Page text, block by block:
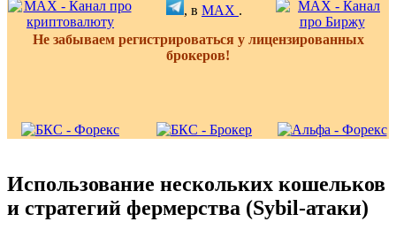
, в MAX .
Не забываем регистрироваться у лицензированных
брокеров!
Использование нескольких кошельков
и стратегий фермерства (Sybil-атаки)